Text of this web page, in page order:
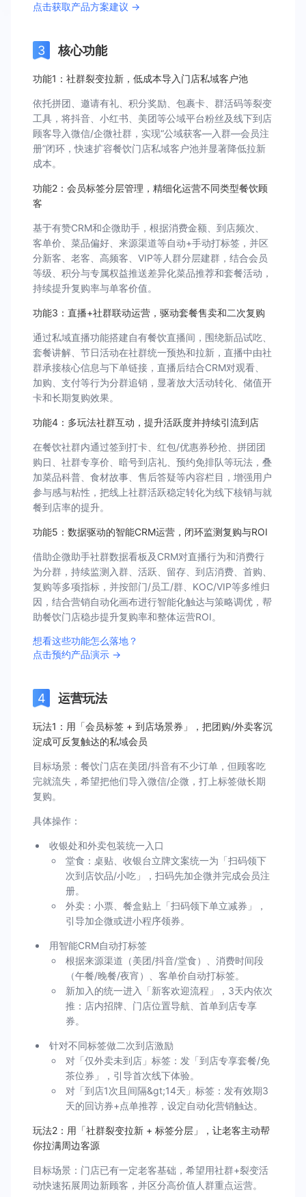
点击获取产品方案建议 →
核心功能
功能1：社群裂变拉新，低成本导入门店私域客户池
依托拼团、邀请有礼、积分奖励、包裹卡、群活码等裂变
工具，将抖音、小红书、美团等公域平台粉丝及线下到店
顾客导入微信/企微社群，实现“公域获客—入群—会员注
册”闭环，快速扩容餐饮门店私域客户池并显著降低拉新
成本。
功能2：会员标签分层管理，精细化运营不同类型餐饮顾
客
基于有赞CRM和企微助手，根据消费金额、到店频次、
客单价、菜品偏好、来源渠道等自动+手动打标签，并区
分新客、老客、高频客、VIP等人群分层建群，结合会员
等级、积分与专属权益推送差异化菜品推荐和套餐活动，
持续提升复购率与单客价值。
功能3：直播+社群联动运营，驱动套餐售卖和二次复购
通过私域直播功能搭建自有餐饮直播间，围绕新品试吃、
套餐讲解、节日活动在社群统一预热和拉新，直播中由社
群承接核心信息与下单链接，直播后结合CRM对观看、
加购、支付等行为分群追销，显著放大活动转化、储值开
卡和长期复购效果。
功能4：多玩法社群互动，提升活跃度并持续引流到店
在餐饮社群内通过签到打卡、红包/优惠券秒抢、拼团团
购日、社群专享价、暗号到店礼、预约免排队等玩法，叠
加菜品科普、食材故事、售后答疑等内容栏目，增强用户
参与感与粘性，把线上社群活跃稳定转化为线下核销与就
餐到店率的提升。
功能5：数据驱动的智能CRM运营，闭环监测复购与ROI
借助企微助手社群数据看板及CRM对直播行为和消费行
为分群，持续监测入群、活跃、留存、到店消费、首购、
复购等多项指标，并按部门/员工/群、KOC/VIP等多维归
因，结合营销自动化画布进行智能化触达与策略调优，帮
助餐饮门店稳步提升复购率和整体运营ROI。
想看这些功能怎么落地？
点击预约产品演示 →
运营玩法
玩法1：用「会员标签 + 到店场景券」，把团购/外卖客沉
淀成可反复触达的私域会员
目标场景：餐饮门店在美团/抖音有不少订单，但顾客吃
完就流失，希望把他们导入微信/企微，打上标签做长期
复购。
具体操作：
收银处和外卖包装统一入口
堂食：桌贴、收银台立牌文案统一为「扫码领下
次到店饮品/小吃」，扫码先加企微并完成会员注
册。
外卖：小票、餐盒贴上「扫码领下单立减券」，
引导加企微或进小程序领券。
用智能CRM自动打标签
根据来源渠道（美团/抖音/堂食）、消费时间段
（午餐/晚餐/夜宵）、客单价自动打标签。
新加入的统一进入「新客欢迎流程」，3天内依次
推：店内招牌、门店位置导航、首单到店专享
券。
针对不同标签做二次到店激励
对「仅外卖未到店」标签：发「到店专享套餐/免
茶位券」，引导首次线下体验。
对「到店1次且间隔&gt;14天」标签：发有效期3
天的回访券+点单推荐，设定自动化营销触达。
玩法2：用「社群裂变拉新 + 标签分层」，让老客主动帮
你拉满周边客源
目标场景：门店已有一定老客基础，希望用社群+裂变活
动快速拓展周边新顾客，并区分高价值人群重点运营。